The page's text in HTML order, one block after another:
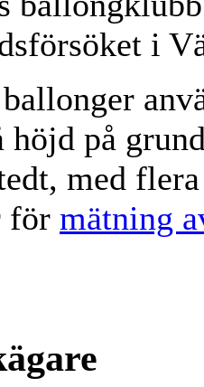
i
höjd på
med
för mätning